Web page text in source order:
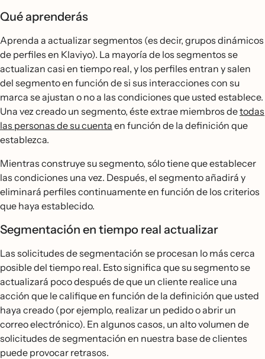
Qué aprenderás
Aprenda a actualizar segmentos (es decir, grupos dinámicos
de perfiles en Klaviyo). La mayoría de los segmentos se
actualizan casi en tiempo real, y los perfiles entran y salen
del segmento en función de si sus interacciones con su
marca se ajustan o no a las condiciones que usted establece.
Una vez creado un segmento, éste extrae miembros detodas
las personas de su cuenta en función de la definición que
establezca.
Mientras construye su segmento, sólo tiene que establecer
las condiciones una vez. Después, el segmento añadirá y
eliminará perfiles continuamente en función de los criterios
que haya establecido.
Segmentación en tiempo real actualizar
Las solicitudes de segmentación se procesan lo más cerca
posible del tiempo real. Esto significa que su segmento se
actualizará poco después de que un cliente realice una
acción que le califique en función de la definición que usted
haya creado (por ejemplo, realizar un pedido o abrir un
correo electrónico). En algunos casos, un alto volumen de
solicitudes de segmentación en nuestra base de clientes
puede provocar retrasos.